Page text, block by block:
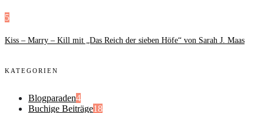
5
Kiss – Marry – Kill mit „Das Reich der sieben Höfe“ von Sarah J. Maas
KATEGORIEN
Blogparaden4
Buchige Beiträge18